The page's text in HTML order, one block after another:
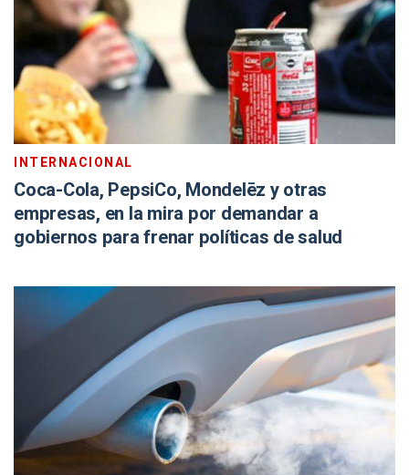
INTERNACIONAL
Coca-Cola, PepsiCo, Mondelēz y otras
empresas, en la mira por demandar a
gobiernos para frenar políticas de salud